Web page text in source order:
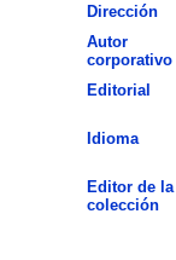
Dirección
Autor
corporativo
Editorial
Idioma
Editor de la
colección